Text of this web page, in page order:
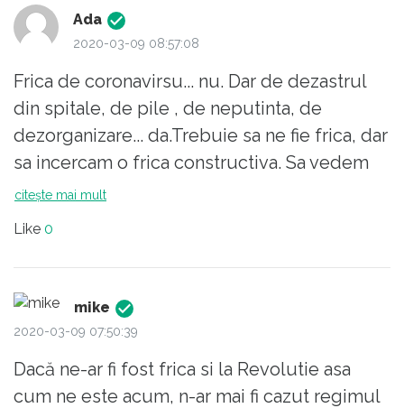
Ada
2020-03-09 08:57:08
Frica de coronavirsu... nu. Dar de dezastrul
din spitale, de pile , de neputinta, de
dezorganizare... da.Trebuie sa ne fie frica, dar
sa incercam o frica constructiva. Sa vedem
ce se mai poate face de acum inainte.
citește mai mult
Like 0
mike
2020-03-09 07:50:39
Dacă ne-ar fi fost frica si la Revolutie asa
cum ne este acum, n-ar mai fi cazut regimul